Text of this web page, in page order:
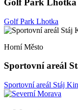
Golf Park Lhotka
Golf Park Lhotka
Horní Město
Sportovní areál
Sportovní areál Stáj